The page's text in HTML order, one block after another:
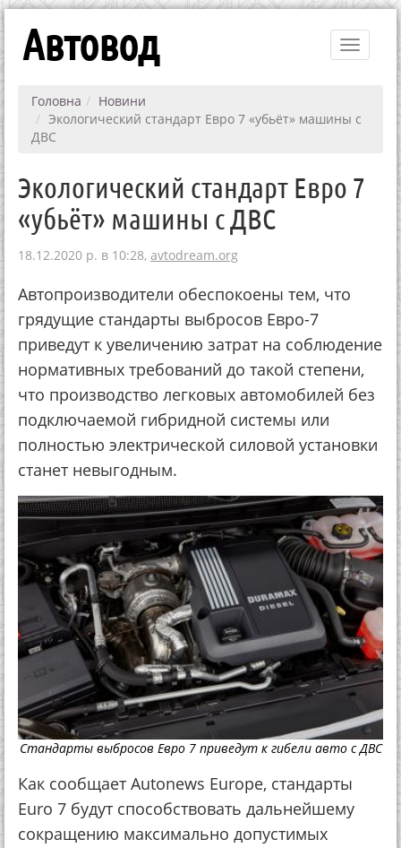
Toggle
Автовод
Головна
Новини
Экологический стандарт Евро 7 «убьёт» машины с
ДВС
Экологический стандарт Евро 7
«убьёт» машины с ДВС
18.12.2020 р. в 10:28, avtodream.org
Автопроизводители обеспокоены тем, что
грядущие стандарты выбросов Евро-7
приведут к увеличению затрат на соблюдение
нормативных требований до такой степени,
что производство легковых автомобилей без
подключаемой гибридной системы или
полностью электрической силовой установки
станет невыгодным.
Стандарты выбросов Евро 7 приведут к гибели авто с ДВС
Как сообщает Autonews Europe, стандарты
Euro 7 будут способствовать дальнейшему
сокращению максимально допустимых